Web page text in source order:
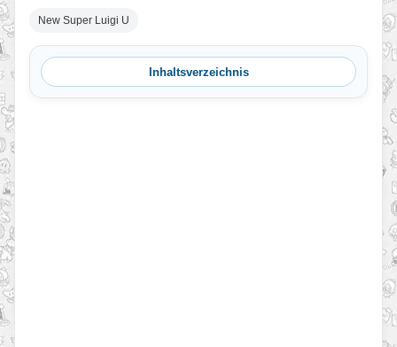
New Super Luigi U
Inhaltsverzeichnis